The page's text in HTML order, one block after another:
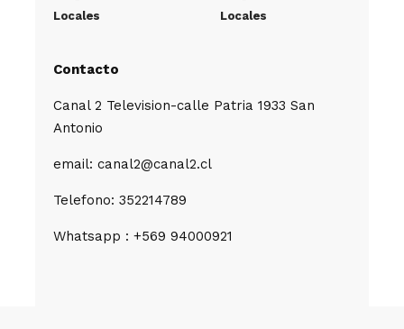
Locales
Locales
Contacto
Canal 2 Television-calle Patria 1933 San
Antonio
email: canal2@canal2.cl
Telefono: 352214789
Whatsapp : +569 94000921